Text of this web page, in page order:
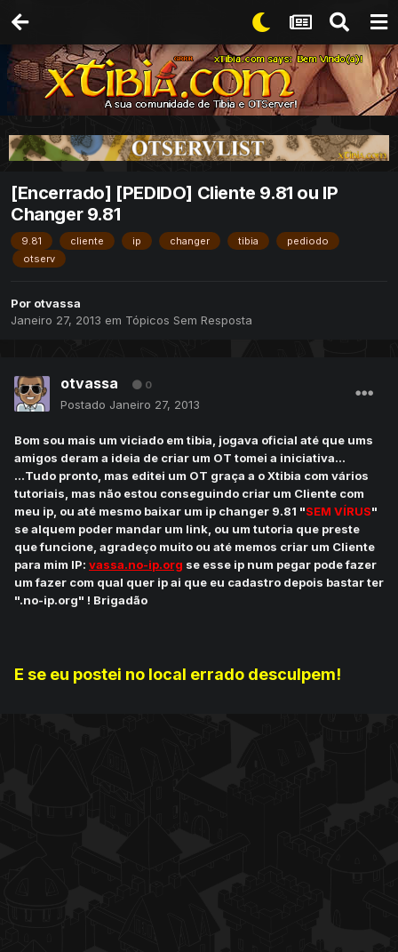
[Encerrado] [PEDIDO] Cliente 9.81 ou IP
Changer 9.81
9.81 cliente ip changer tibia
pediodo
otserv
Por otvassa
Janeiro 27, 2013 em Tópicos Sem Resposta
otvassa 0
Postado Janeiro 27, 2013
Bom sou mais um viciado em tibia, jogava oficial até que ums
amigos deram a ideia de criar um OT tomei a iniciativa...
...Tudo pronto, mas editei um OT graça a o Xtibia com vários
tutoriais, mas não estou conseguindo criar um Cliente com
meu ip, ou até mesmo baixar um ip changer 9.81 "SEM VÍRUS"
se alquem poder mandar um link, ou um tutoria que preste
que funcione, agradeço muito ou até memos criar um Cliente
para mim IP: vassa.no-ip.org se esse ip num pegar pode fazer
um fazer com qual quer ip ai que eu cadastro depois bastar ter
".no-ip.org" ! Brigadão
E se eu postei no local errado desculpem!